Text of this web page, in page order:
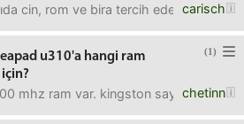
carisch
cin, rom ve bira tercih ederim evde
(1)
u310'a hangi ram
chetinn
mhz ram var. kingston